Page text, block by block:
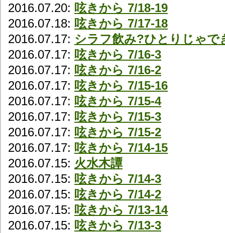
2016.07.20: 呟きから 7/18-19
2016.07.18: 呟きから 7/17-18
2016.07.17: シラフ飲み?ひとりじゃで
2016.07.17: 呟きから 7/16-3
2016.07.17: 呟きから 7/16-2
2016.07.17: 呟きから 7/15-16
2016.07.17: 呟きから 7/15-4
2016.07.17: 呟きから 7/15-3
2016.07.17: 呟きから 7/15-2
2016.07.17: 呟きから 7/14-15
2016.07.15: 火水木譚
2016.07.15: 呟きから 7/14-3
2016.07.15: 呟きから 7/14-2
2016.07.15: 呟きから 7/13-14
2016.07.15: 呟きから 7/13-3